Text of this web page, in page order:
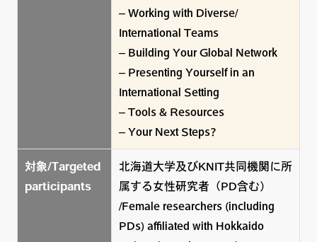
– Working with Diverse/
International Teams
– Building Your Global Network
– Presenting Yourself in an
International Setting
– Tools & Resources
– Your Next Steps?
対象/Targeted
participants
北海道大学及びKNIT共同機関に所
属する女性研究者（PD含む）
/Female researchers (including
PDs) affiliated with Hokkaido